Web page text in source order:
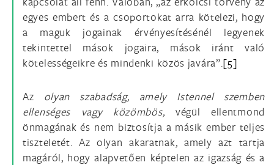
egyes embert és a csoportokat arra kötelezi, hogy
a maguk jogainak érvényesítésénél legyenek
tekintettel mások jogaira, mások iránt való
kötelességeikre és mindenki közös javára”.[5]
Az olyan szabadság, amely Istennel szemben
ellenséges vagy közömbös, végül ellentmond
önmagának és nem biztosítja a másik ember teljes
tiszteletét. Az olyan akaratnak, amely azt tartja
magáról, hogy alapvetően képtelen az igazság és a